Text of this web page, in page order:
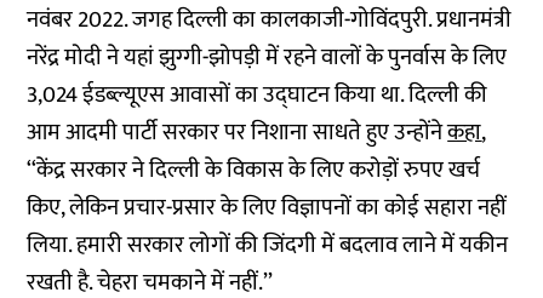
नवंबर 2022. जगह दिल्ली का कालकाजी-गोविंदपुरी. प्रधानमंत्री
नरेंद्र मोदी ने यहां झुग्‍गी-झोपड़ी में रहने वालों के पुनर्वास के लिए
3,024 ईडब्ल्यूएस आवासों का उद्घाटन किया था. दिल्ली की
आम आदमी पार्टी सरकार पर निशाना साधते हुए उन्होंनेकहा,
‘‘केंद्र सरकार ने दिल्ली के विकास के लिए करोड़ों रुपए खर्च
किए, लेकिन प्रचार-प्रसार के लिए विज्ञापनों का कोई सहारा नहीं
लिया. हमारी सरकार लोगों की जिंदगी में बदलाव लाने में यकीन
रखती है. चेहरा चमकाने में नहीं.’’